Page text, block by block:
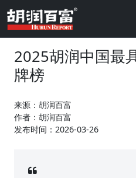
2025胡润中国最
牌榜
来源：胡润百富
作者：胡润百富
发布时间：2026-03-26